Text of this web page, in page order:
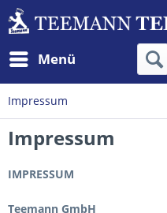
Menü
Impressum
Impressum
IMPRESSUM
Teemann GmbH